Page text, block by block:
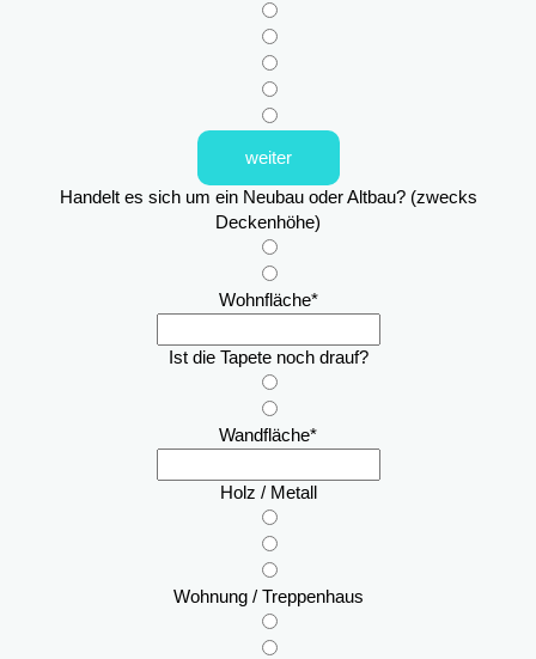
weiter
Handelt es sich um ein Neubau oder Altbau? (zwecks
Deckenhöhe)
Wohnfläche*
Ist die Tapete noch drauf?
Wandfläche*
Holz / Metall
Wohnung / Treppenhaus